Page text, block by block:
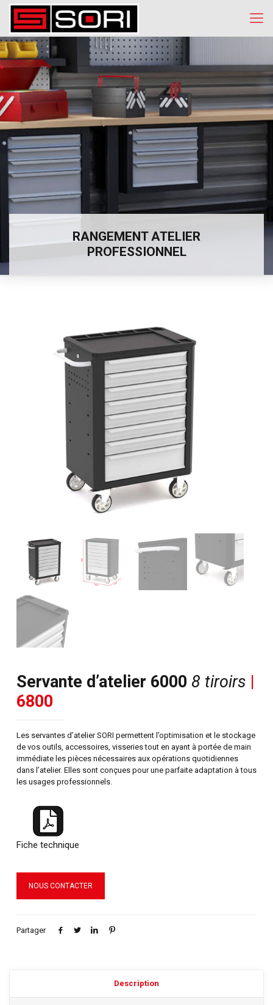
RANGEMENT ATELIER
PROFESSIONNEL
Servante d’atelier 6000 8 tiroirs |
6800
Les servantes d’atelier SORI permettent l’optimisation et le stockage
de vos outils, accessoires, visseries tout en ayant à portée de main
immédiate les pièces nécessaires aux opérations quotidiennes
dans l’atelier. Elles sont conçues pour une parfaite adaptation à tous
les usages professionnels.
Fiche technique
NOUS CONTACTER
Partager
Description